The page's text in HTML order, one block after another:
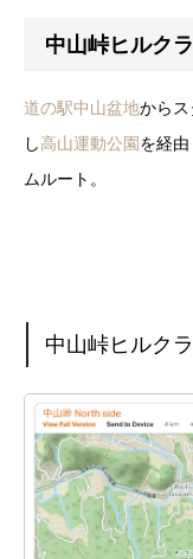
中山峠ヒルク
道の駅中山盆地からス
し高山運動公園を経
ムルート。
中山峠ヒルク